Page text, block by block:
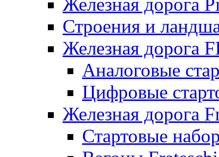
Железная дорога
Строения и
Железная дорога
Аналоговые
Цифровые
Железная дорога
Стартовые